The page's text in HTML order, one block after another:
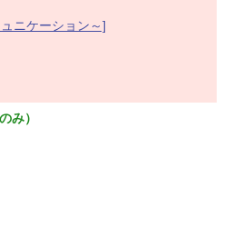
ニケーション～]
み）